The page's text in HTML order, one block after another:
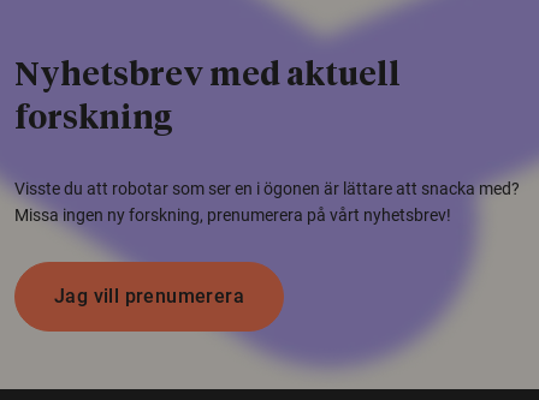
Nyhetsbrev med aktuell
forskning
Visste du att robotar som ser en i ögonen är lättare att snacka med?
Missa ingen ny forskning, prenumerera på vårt nyhetsbrev!
Jag vill prenumerera